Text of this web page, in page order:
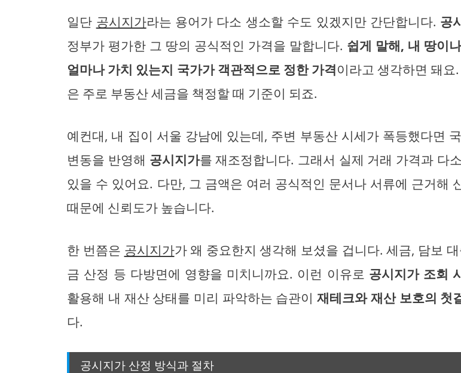
일단 공시지가라는 용어가 다소 생소할 수도 있겠지만 간단합니다. 공
정부가 평가한 그 땅의 공식적인 가격을 말합니다. 쉽게 말해, 내 땅이
얼마나 가치 있는지 국가가 객관적으로 정한 가격이라고 생각하면 돼요
은 주로 부동산 세금을 책정할 때 기준이 되죠.
예컨대, 내 집이 서울 강남에 있는데, 주변 부동산 시세가 폭등했다면
변동을 반영해 공시지가를 재조정합니다. 그래서 실제 거래 가격과 다
있을 수 있어요. 다만, 그 금액은 여러 공식적인 문서나 서류에 근거해
때문에 신뢰도가 높습니다.
한 번쯤은 공시지가가 왜 중요한지 생각해 보셨을 겁니다. 세금, 담보
금 산정 등 다방면에 영향을 미치니까요. 이런 이유로 공시지가 조회
활용해 내 재산 상태를 미리 파악하는 습관이재테크와 재산 보호의 첫
다.
공시지가 산정 방식과 절차